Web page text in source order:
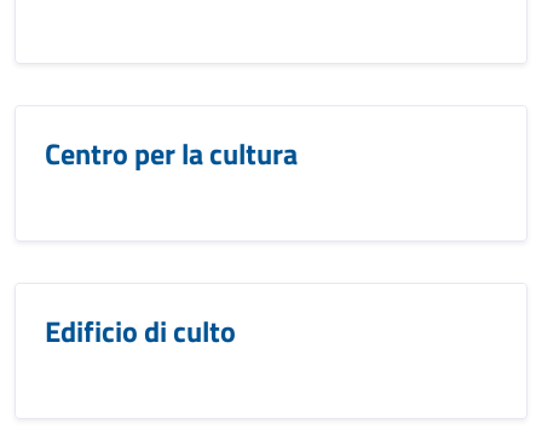
Centro per la cultura
Edificio di culto